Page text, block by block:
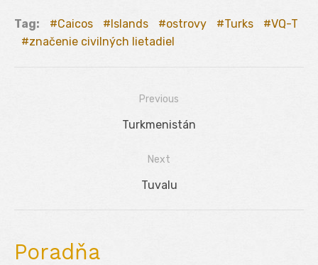
Tag: Caicos Islands ostrovy Turks
VQ-T
značenie civilných lietadiel
Previous
Previous
Turkmenistán
Next
Next
Tuvalu
Poradňa